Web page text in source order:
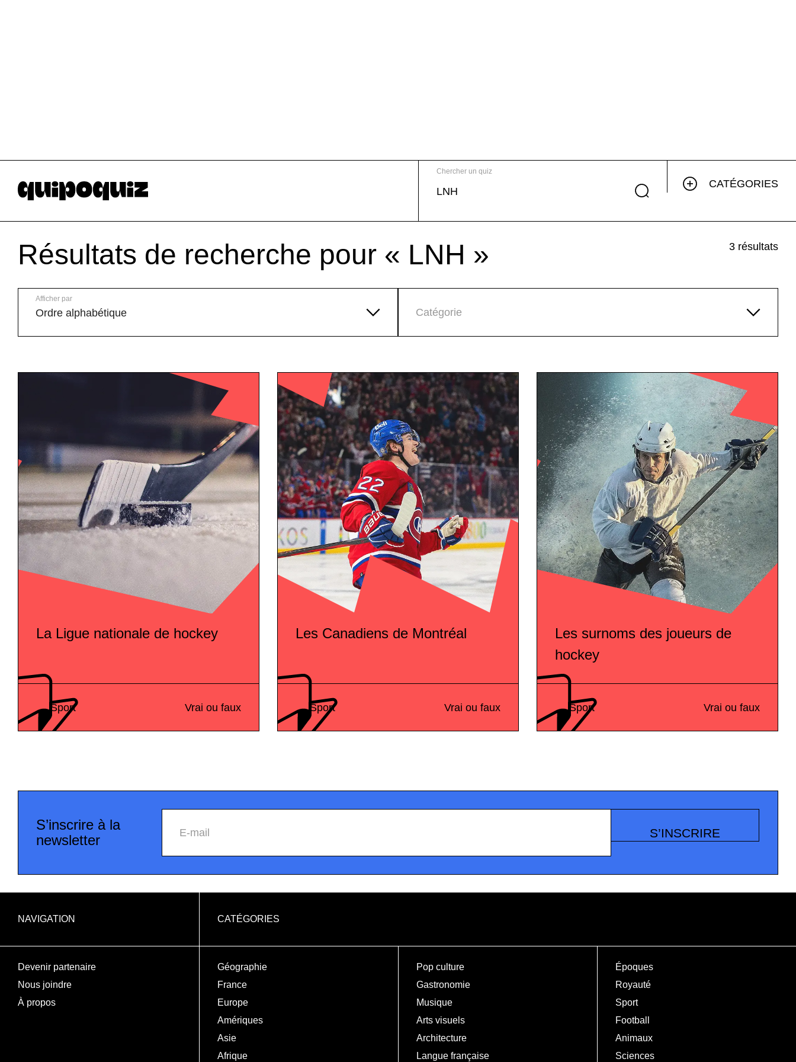
Chercher un quiz
CATÉGORIES
Résultats de recherche pour « LNH » 3 résultats
Ordre alphabétique
Afficher par
Catégorie
La Ligue nationale de hockey
Sport Vrai ou faux
Les Canadiens de Montréal
Sport Vrai ou faux
Les surnoms des joueurs de
hockey
Sport Vrai ou faux
S’inscrire à la
newsletter
E-mail S’INSCRIRE
NAVIGATION
Devenir partenaire
Nous joindre
À propos
CATÉGORIES
Géographie
France
Europe
Amériques
Asie
Afrique
Pop culture
Gastronomie
Musique
Arts visuels
Architecture
Langue française
Époques
Royauté
Sport
Football
Animaux
Sciences